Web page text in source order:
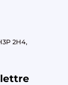
2H4,